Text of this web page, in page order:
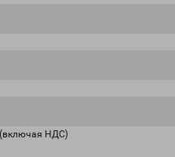
(включая НДС)